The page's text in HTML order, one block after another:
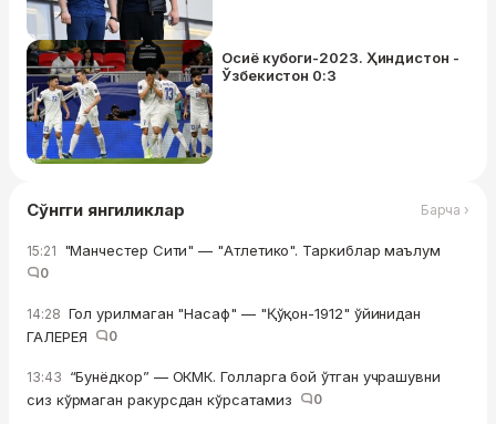
Осиё кубоги-2023. Ҳиндистон -
Ўзбекистон 0:3
Сўнгги янгиликлар Барча ›
15:21 "Манчестер Сити" — "Атлетико". Таркиблар маълум
0
14:28 Гол урилмаган "Насаф" — "Қўқон-1912" ўйинидан
ГАЛЕРЕЯ
0
13:43 “Бунёдкор” — ОКМК. Голларга бой ўтган учрашувни
сиз кўрмаган ракурсдан кўрсатамиз
0